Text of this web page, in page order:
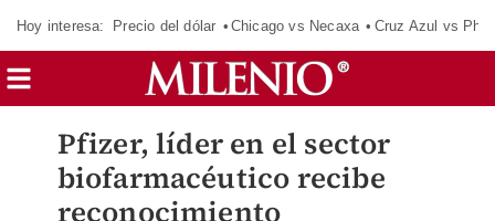
Hoy interesa: Precio del dólar Chicago vs Necaxa Cruz Azul vs
Pfizer, líder en el sector
biofarmacéutico recibe
reconocimiento